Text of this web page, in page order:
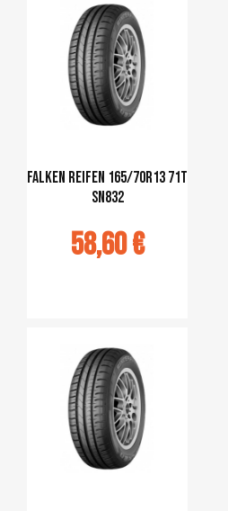
Falken Reifen 165/70R13 71T
SN832
58,60 €